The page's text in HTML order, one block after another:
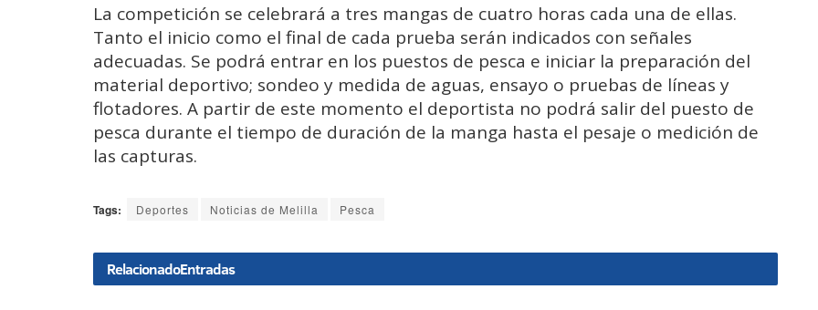
La competición se celebrará a tres mangas de cuatro horas cada una de ellas.
Tanto el inicio como el final de cada prueba serán indicados con señales
adecuadas. Se podrá entrar en los puestos de pesca e iniciar la preparación del
material deportivo; sondeo y medida de aguas, ensayo o pruebas de líneas y
flotadores. A partir de este momento el deportista no podrá salir del puesto de
pesca durante el tiempo de duración de la manga hasta el pesaje o medición de
las capturas.
Tags: Deportes Noticias de Melilla Pesca
RelacionadoEntradas